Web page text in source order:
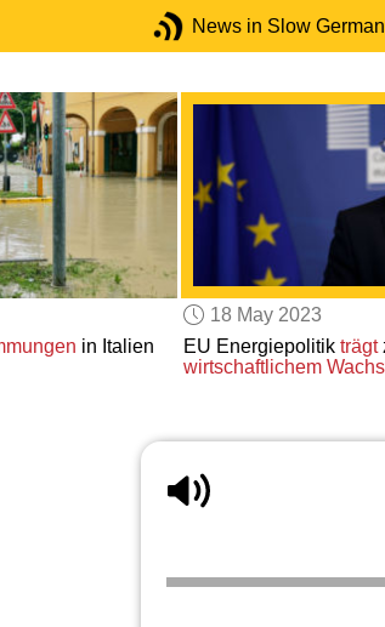
News in Slow German
in Italien
18 May 2023
EU Energiepolitik trägt
wirtschaftlichem